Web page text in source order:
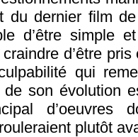
du dernier film
d’être simple
d’être
qui
son évolution
d’oeuvres
plutôt